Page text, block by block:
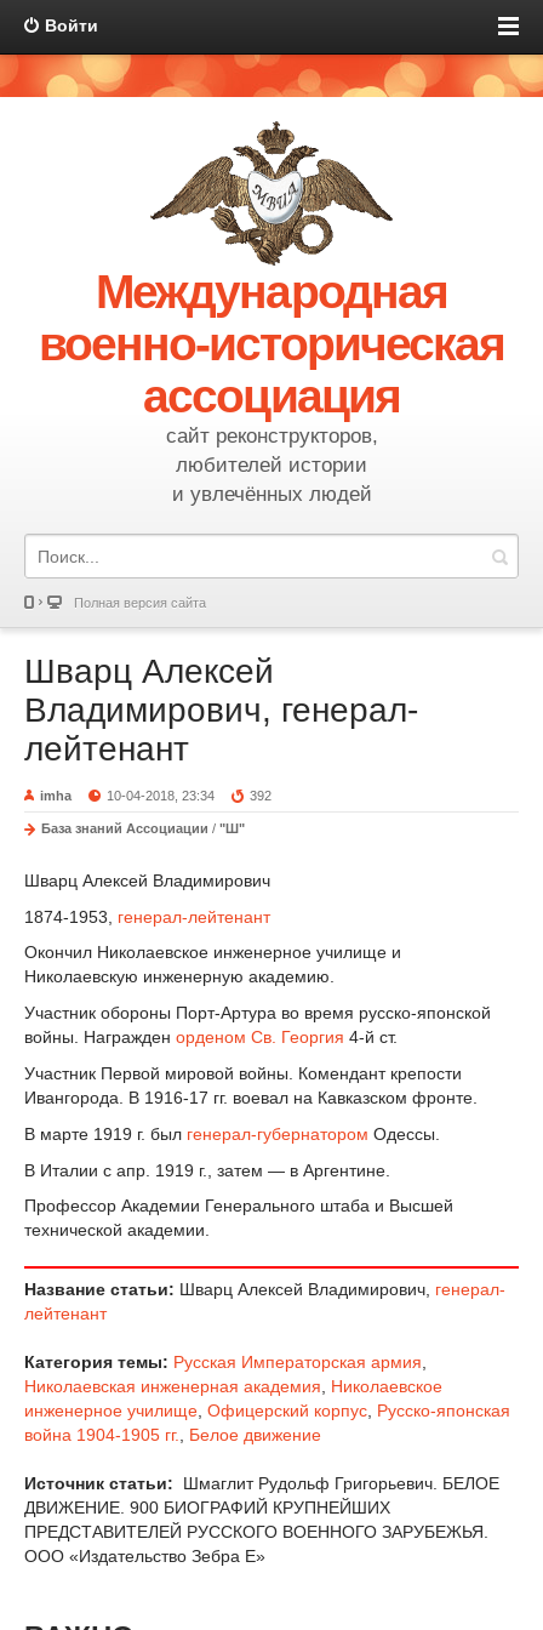
Войти
Международная
военно-историческая
ассоциация
сайт реконструкторов,
любителей истории
и увлечённых людей
Полная версия сайта
Шварц Алексей
Владимирович, генерал-
лейтенант
imha 10-04-2018, 23:34 392
База знаний Ассоциации / "Ш"
Шварц Алексей Владимирович
1874-1953, генерал-лейтенант
Окончил Николаевское инженерное училище и
Николаевскую инженерную академию.
Участник обороны Порт-Артура во время русско-японской
войны. Награжден орденом Св. Георгия 4-й ст.
Участник Первой мировой войны. Комендант крепости
Ивангорода. В 1916-17 гг. воевал на Кавказском фронте.
В марте 1919 г. был генерал-губернатором Одессы.
В Италии с апр. 1919 г., затем — в Аргентине.
Профессор Академии Генерального штаба и Высшей
технической академии.
Название статьи: Шварц Алексей Владимирович, генерал-
лейтенант
Категория темы: Русская Императорская армия,
Николаевская инженерная академия, Николаевское
инженерное училище, Офицерский корпус, Русско-японская
война 1904-1905 гг., Белое движение
Источник статьи:
Шмаглит Рудольф Григорьевич. БЕЛОЕ
ДВИЖЕНИЕ. 900 БИОГРАФИЙ КРУПНЕЙШИХ
ПРЕДСТАВИТЕЛЕЙ РУССКОГО ВОЕННОГО ЗАРУБЕЖЬЯ.
ООО «Издательство Зебра Е»